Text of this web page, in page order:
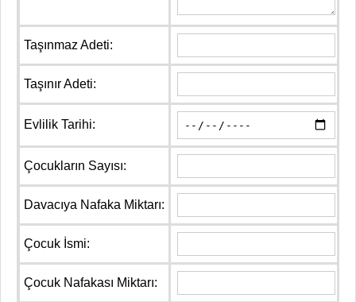
Taşınmaz Adeti:
Taşınır Adeti:
Evlilik Tarihi:
Çocukların Sayısı:
Davacıya Nafaka Miktarı:
Çocuk İsmi:
Çocuk Nafakası Miktarı: